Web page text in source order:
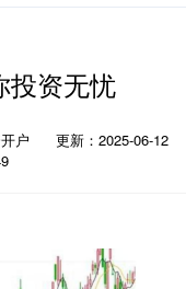
投资无忧
户
更新：2025-06-12